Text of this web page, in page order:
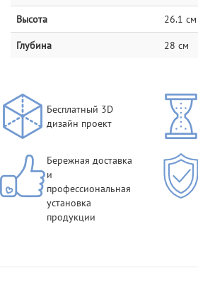
Высота 26.1 см
Глубина 28 см
Бесплатный 3D
дизайн проект
Бережная доставка
и
профессиональная
установка
продукции